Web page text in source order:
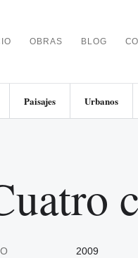
OBRAS BLOG
Paisajes Urbanos
2009